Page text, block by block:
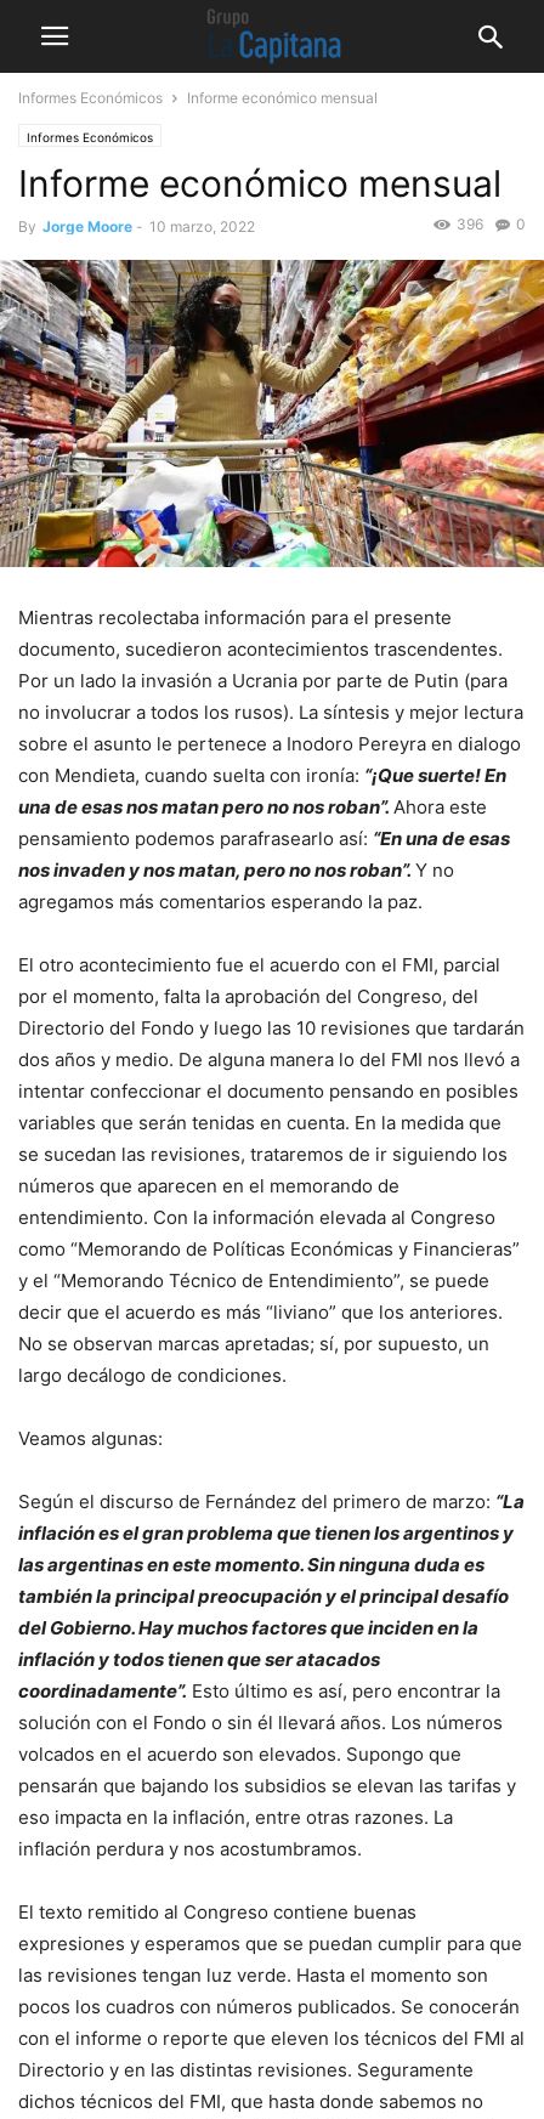
Informes Económicos Informe económico mensual
Informes Económicos
Informe económico mensual
By Jorge Moore - 10 marzo, 2022 0
396
Mientras recolectaba información para el presente
documento, sucedieron acontecimientos trascendentes.
Por un lado la invasión a Ucrania por parte de Putin (para
no involucrar a todos los rusos). La síntesis y mejor lectura
sobre el asunto le pertenece a Inodoro Pereyra en dialogo
con Mendieta, cuando suelta con ironía: “¡Que suerte! En
una de esas nos matan pero no nos roban”. Ahora este
pensamiento podemos parafrasearlo así: “En una de esas
nos invaden y nos matan, pero no nos roban”. Y no
agregamos más comentarios esperando la paz.
El otro acontecimiento fue el acuerdo con el FMI, parcial
por el momento, falta la aprobación del Congreso, del
Directorio del Fondo y luego las 10 revisiones que tardarán
dos años y medio. De alguna manera lo del FMI nos llevó a
intentar confeccionar el documento pensando en posibles
variables que serán tenidas en cuenta. En la medida que
se sucedan las revisiones, trataremos de ir siguiendo los
números que aparecen en el memorando de
entendimiento. Con la información elevada al Congreso
como “Memorando de Políticas Económicas y Financieras”
y el “Memorando Técnico de Entendimiento”, se puede
decir que el acuerdo es más “liviano” que los anteriores.
No se observan marcas apretadas; sí, por supuesto, un
largo decálogo de condiciones.
Veamos algunas:
Según el discurso de Fernández del primero de marzo: “La
inflación es el gran problema que tienen los argentinos y
las argentinas en este momento. Sin ninguna duda es
también la principal preocupación y el principal desafío
del Gobierno. Hay muchos factores que inciden en la
inflación y todos tienen que ser atacados
coordinadamente”. Esto último es así, pero encontrar la
solución con el Fondo o sin él llevará años. Los números
volcados en el acuerdo son elevados. Supongo que
pensarán que bajando los subsidios se elevan las tarifas y
eso impacta en la inflación, entre otras razones. La
inflación perdura y nos acostumbramos.
El texto remitido al Congreso contiene buenas
expresiones y esperamos que se puedan cumplir para que
las revisiones tengan luz verde. Hasta el momento son
pocos los cuadros con números publicados. Se conocerán
con el informe o reporte que eleven los técnicos del FMI al
Directorio y en las distintas revisiones. Seguramente
dichos técnicos del FMI, que hasta donde sabemos no